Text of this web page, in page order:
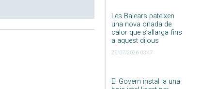
Les Balears pateixen
una nova onada de
calor que s’allarga fins
a aquest dijous
20/07/2026 03:47
El Govern instal·la una